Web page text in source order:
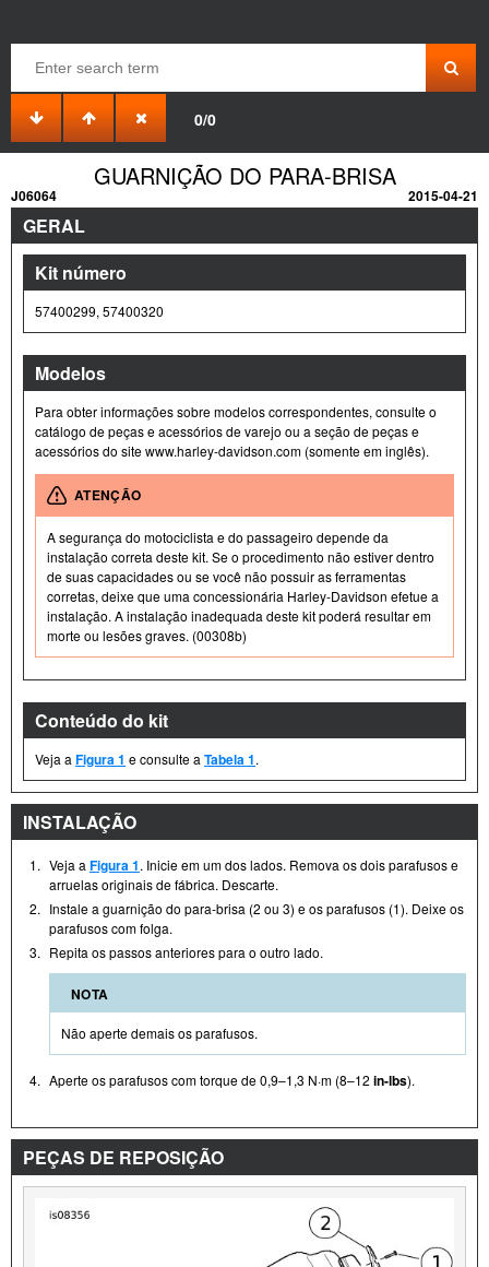
0/0
GUARNIÇÃO DO PARA-BRISA
J06064 2015-04-21
GERAL
Kit número
57400299, 57400320
Modelos
Para obter informações sobre modelos correspondentes, consulte o
catálogo de peças e acessórios de varejo ou a seção de peças e
acessórios do site www.harley-davidson.com (somente em inglês).
ATENÇÃO
A segurança do motociclista e do passageiro depende da
instalação correta deste kit. Se o procedimento não estiver dentro
de suas capacidades ou se você não possuir as ferramentas
corretas, deixe que uma concessionária Harley-Davidson efetue a
instalação. A instalação inadequada deste kit poderá resultar em
morte ou lesões graves. (00308b)
Conteúdo do kit
Veja a Figura 1 e consulte a Tabela 1.
INSTALAÇÃO
1. Veja a Figura 1. Inicie em um dos lados. Remova os dois parafusos e
arruelas originais de fábrica. Descarte.
2. Instale a guarnição do para-brisa (2 ou 3) e os parafusos (1). Deixe os
parafusos com folga.
3. Repita os passos anteriores para o outro lado.
NOTA
Não aperte demais os parafusos.
4. Aperte os parafusos com torque de 0,9–1,3 N·m (8–12 in-lbs).
PEÇAS DE REPOSIÇÃO